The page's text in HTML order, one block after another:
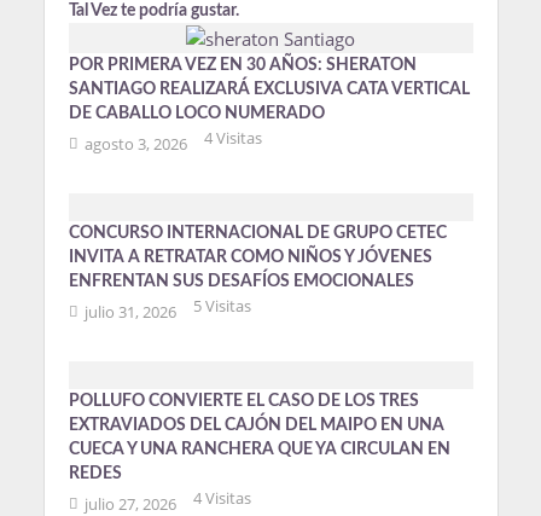
Tal Vez te podría gustar.
POR PRIMERA VEZ EN 30 AÑOS: SHERATON
SANTIAGO REALIZARÁ EXCLUSIVA CATA VERTICAL
DE CABALLO LOCO NUMERADO
agosto 3, 2026 4 Visitas
CONCURSO INTERNACIONAL DE GRUPO CETEC
INVITA A RETRATAR COMO NIÑOS Y JÓVENES
ENFRENTAN SUS DESAFÍOS EMOCIONALES
julio 31, 2026 5 Visitas
POLLUFO CONVIERTE EL CASO DE LOS TRES
EXTRAVIADOS DEL CAJÓN DEL MAIPO EN UNA
CUECA Y UNA RANCHERA QUE YA CIRCULAN EN
REDES
julio 27, 2026 4 Visitas